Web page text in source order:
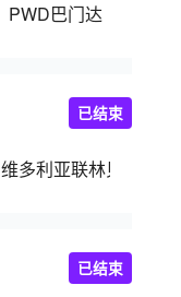
PWD巴门达
维多利亚联林贝
已结束
已结束